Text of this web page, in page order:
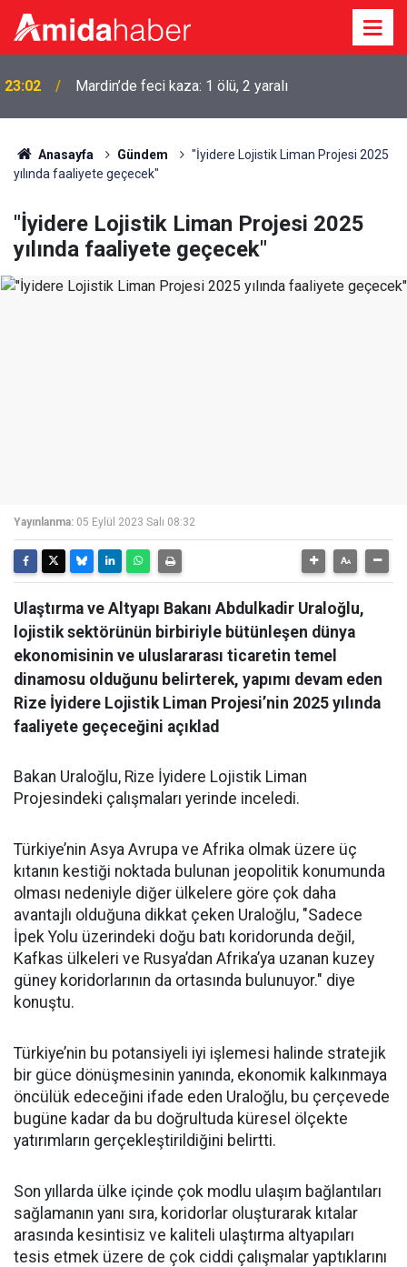
23:02 Mardin’de feci kaza: 1 ölü, 2 yaralı
Anasayfa Gündem
"İyidere Lojistik Liman Projesi 2025
yılında faaliyete geçecek"
"İyidere Lojistik Liman Projesi 2025
yılında faaliyete geçecek"
Yayınlanma: 05 Eylül 2023 Salı 08:32
Ulaştırma ve Altyapı Bakanı Abdulkadir Uraloğlu,
lojistik sektörünün birbiriyle bütünleşen dünya
ekonomisinin ve uluslararası ticaretin temel
dinamosu olduğunu belirterek, yapımı devam eden
Rize İyidere Lojistik Liman Projesi’nin 2025 yılında
faaliyete geçeceğini açıklad
Bakan Uraloğlu, Rize İyidere Lojistik Liman
Projesindeki çalışmaları yerinde inceledi.
Türkiye’nin Asya Avrupa ve Afrika olmak üzere üç
kıtanın kestiği noktada bulunan jeopolitik konumunda
olması nedeniyle diğer ülkelere göre çok daha
avantajlı olduğuna dikkat çeken Uraloğlu, "Sadece
İpek Yolu üzerindeki doğu batı koridorunda değil,
Kafkas ülkeleri ve Rusya’dan Afrika’ya uzanan kuzey
güney koridorlarının da ortasında bulunuyor." diye
konuştu.
Türkiye’nin bu potansiyeli iyi işlemesi halinde stratejik
bir güce dönüşmesinin yanında, ekonomik kalkınmaya
öncülük edeceğini ifade eden Uraloğlu, bu çerçevede
bugüne kadar da bu doğrultuda küresel ölçekte
yatırımların gerçekleştirildiğini belirtti.
Son yıllarda ülke içinde çok modlu ulaşım bağlantıları
sağlamanın yanı sıra, koridorlar oluşturarak kıtalar
arasında kesintisiz ve kaliteli ulaştırma altyapıları
tesis etmek üzere de çok ciddi çalışmalar yaptıklarını